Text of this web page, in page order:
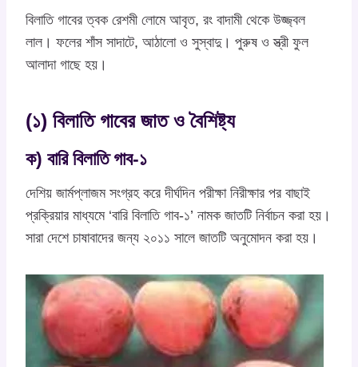
বিলাতি গাবের ত্বক রেশমী লোমে আবৃত, রং বাদামী থেকে উজ্জ্বল
লাল। ফলের শাঁস সাদাটে, আঠালো ও সুস্বাদু। পুরুষ ও স্ত্রী ফুল
আলাদা গাছে হয়।
(১) বিলাতি গাবের জাত ও বৈশিষ্ট্য
ক) বারি বিলাতি গাব-১
দেশিয় জার্মপ্লাজম সংগ্রহ করে দীর্ঘদিন পরীক্ষা নিরীক্ষার পর বাছাই
প্রক্রিয়ার মাধ্যমে ‘বারি বিলাতি গাব-১’ নামক জাতটি নির্বাচন করা হয়।
সারা দেশে চাষাবাদের জন্য ২০১১ সালে জাতটি অনুমোদন করা হয়।